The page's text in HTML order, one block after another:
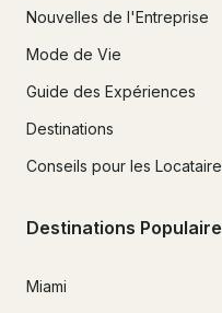
Nouvelles de l'Entreprise
Mode de Vie
Guide des Expériences
Destinations
Conseils pour les
Destinations
Miami